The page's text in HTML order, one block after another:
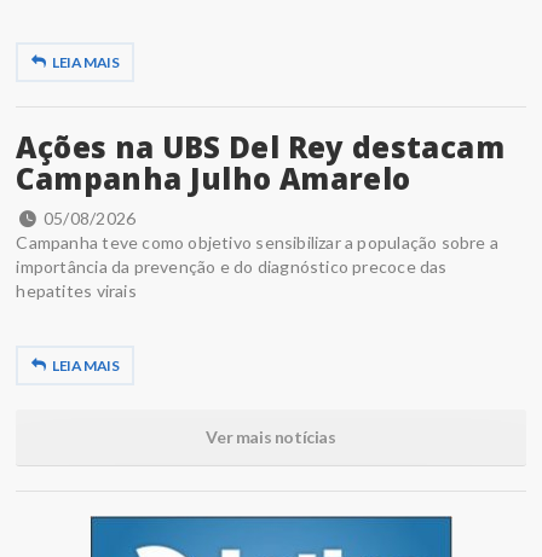
LEIA MAIS
Ações na UBS Del Rey destacam
Campanha Julho Amarelo
05/08/2026
Campanha teve como objetivo sensibilizar a população sobre a
importância da prevenção e do diagnóstico precoce das
hepatites virais
LEIA MAIS
Ver mais notícias